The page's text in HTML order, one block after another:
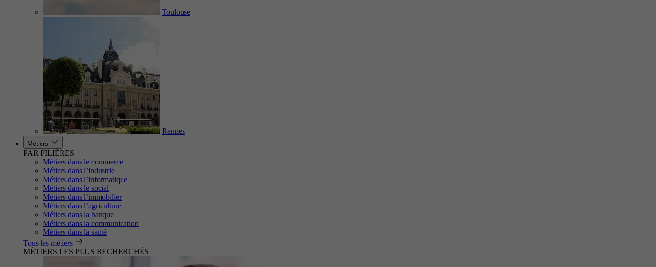
Toulouse
Rennes
Métiers
PAR FILIÈRES
Métiers dans le commerce
Métiers dans l’industrie
Métiers dans l’informatique
Métiers dans le social
Métiers dans l’immobilier
Métiers dans l’agriculture
Métiers dans la banque
Métiers dans la communication
Métiers dans la santé
Tous les métiers
MÉTIERS LES PLUS RECHERCHÉS